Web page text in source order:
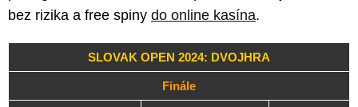
bez rizika a free spiny do online kasína.
SLOVAK OPEN 2024: DVOJHRA
Finále